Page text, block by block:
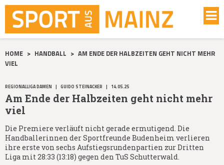
HOME > HANDBALL > AM ENDE DER HALBZEITEN GEHT NICHT MEHR
VIEL
REGIONALLIGA DAMEN | GUIDO STEINACKER | 14.05.25
Am Ende der Halbzeiten geht nicht mehr
viel
Die Premiere verläuft nicht gerade ermutigend. Die
Handballerinnen der Sportfreunde Budenheim verlieren
ihre erste von sechs Aufstiegsrundenpartien zur Dritten
Liga mit 28:33 (13:18) gegen den TuS Schutterwald.